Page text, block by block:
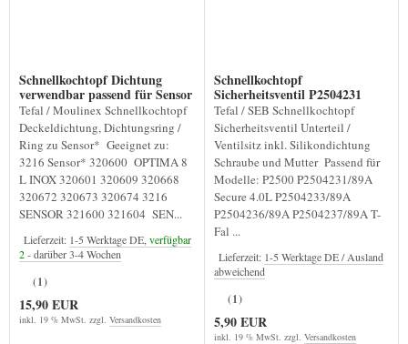
Schnellkochtopf Dichtung
verwendbar passend für Sensor
* 8L 3216
Tefal / Moulinex Schnellkochtopf
Deckeldichtung, Dichtungsring /
Ring zu Sensor* Geeignet zu:
3216 Sensor* 320600 OPTIMA 8
L INOX 320601 320609 320668
320672 320673 320674 3216
SENSOR 321600 321604 SEN...
Lieferzeit: 1-5 Werktage DE, verfügbar
2- darüber 3-4 Wochen
(1)
15,90 EUR
inkl. 19 % MwSt. zzgl. Versandkosten
Schnellkochtopf
Sicherheitsventil P2504231
Tefal / SEB Schnellkochtopf
Sicherheitsventil Unterteil /
Ventilsitz inkl. Silikondichtung
Schraube und Mutter Passend für
Modelle: P2500 P2504231/89A
Secure 4.0L P2504233/89A
P2504236/89A P2504237/89A T-
Fal ...
Lieferzeit: 1-5 Werktage DE / Ausland
abweichend
(1)
5,90 EUR
inkl. 19 % MwSt. zzgl. Versandkosten